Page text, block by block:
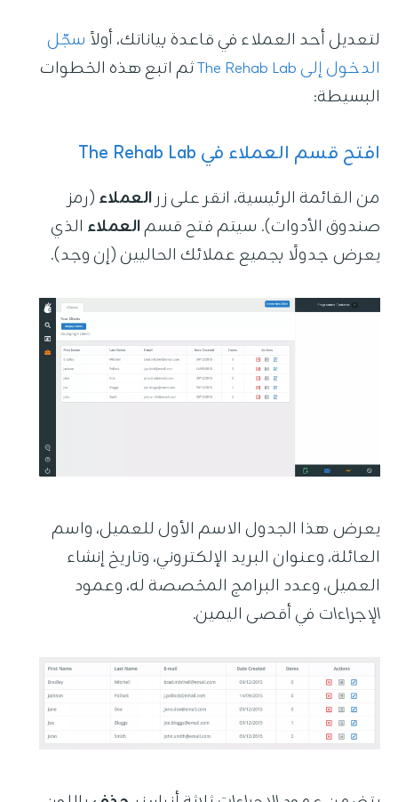
التحديثات
لتعديل أحد العملاء في قاعدة بياناتك، أولاً سجّل
الدخول إلى The Rehab Lab
ثم اتبع هذه الخطوات
البسيطة:
افتح قسم العملاء في The Rehab Lab
من القائمة الرئيسية، انقر على زرالعملاء (رمز
صندوق الأدوات). سيتم فتح قسمالعملاء الذي
يعرض جدولًا بجميع عملائك الحاليين (إن وجد).
يعرض هذا الجدول الاسم الأول للعميل، واسم
العائلة، وعنوان البريد الإلكتروني، وتاريخ إنشاء
العميل، وعدد البرامج المخصصة له، وعمود
الإجراءات في أقصى اليمين.